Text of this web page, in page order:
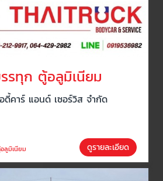
รทุก ตู้อลูมิเนียม
คาร์ แอนด์ เซอร์วิส จำกัด
ลูมิเนียม ดูรายละเอียด